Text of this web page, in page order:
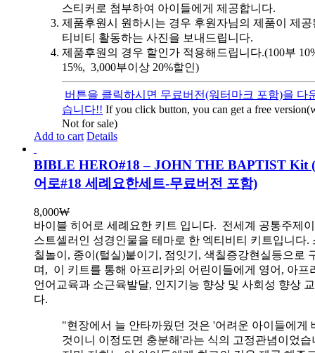
스티커로 첨부하여 아이들에게 제공합니다.
제품후원시 원하시는 경우 후원자님의 제품이 제
티비티 활동하는 사진을 보내드립니다.
제품후원의 경우 할인가 적용해드립니다.(100부
15%, 3,000부이상 20%할인)
버튼을 클릭하시면 무료버전(워터마크 포함)을 다
습니다!! If you click button, you can get a free
Not for sale)
Add to cart Details
BIBLE HERO#18 – JOHN THE BAPTIST Kit
어로#18 세례요한세트-무료버전 포함)
8,000₩
바이블 히어로 세례요한 키트 입니다. 전세계 공통주제
스트셀러인 성경인물을 테마로 한 엑티비티 키트입니다.
칠놀이, 종이(털실)붙이기, 점잇기, 색칠증강현실등으로
며, 이 키트를 통해 아프리카의 어린이들에게 영어, 아프
언어교육과 소근육발달, 인지기능 향상 및 사회성 향상
다.
"현장에서 늘 안타까웠던 것은 '어려운 아이들에게
것이니 이정도면 충분해'라는 식의 고정관념이었습